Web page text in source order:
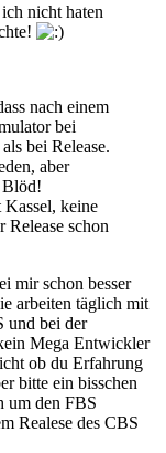
nicht haten
nach einem
bei
bei Release.
aber
Blöd!
Kassel, keine
Release schon
mir schon besser
arbeiten täglich mit
und bei der
Mega Entwickler
ob du Erfahrung
bitte ein bisschen
um den FBS
Realese des CBS